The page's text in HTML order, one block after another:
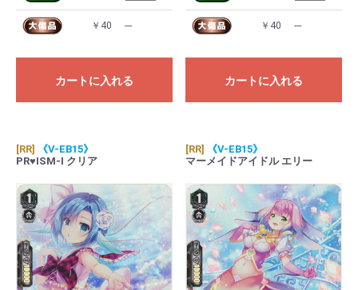
￥40 ---
カートに入れる
￥40 ---
カートに入れる
[RR]
《V-EB15》
PR♥ISM-I クリア
[RR]
《V-EB15》
マーメイドアイドル エリー